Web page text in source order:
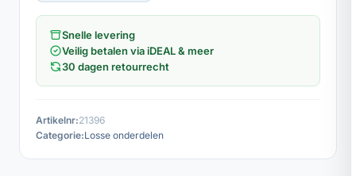
Snelle levering
Veilig betalen via iDEAL & meer
30 dagen retourrecht
Artikelnr:21396
Categorie:Losse onderdelen